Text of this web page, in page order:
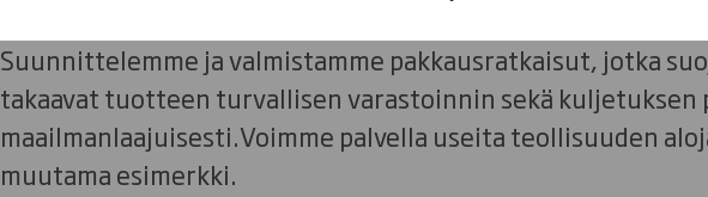
Suunnittelemme ja valmistamme pakkausratkaisut, jotka
takaavat tuotteen turvallisen varastoinnin sekä kuljetuksen
maailmanlaajuisesti.Voimme palvella useita teollisuuden
muutama esimerkki.